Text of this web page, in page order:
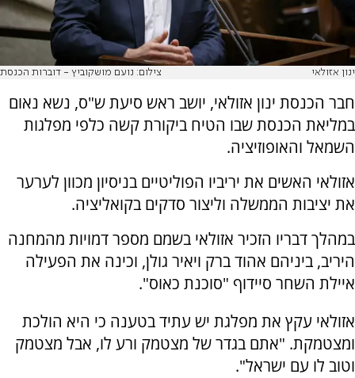
ינון אזולאי צילום: נועם מושקוביץ - דוברות הכנסת
חבר הכנסת ינון אזולאי, יושב ראש סיעת ש"ס, נשא נאום
במליאת הכנסת שבו הטיח ביקורת קשה כלפי מפלגות
השמאל והאופוזיציה.
אזולאי האשים את יריביו הפוליטיים בניסיון מכוון לערער
את יציבות הממשלה וליצור סדקים בקואליציה.
במהלך דבריו הזכיר אזולאי בשמם מספר דמויות מהמחנה
היריב, ביניהם אהוד ברק ויאיר גולן, וכינה את הפעילה
איילת השחר סיידוף "סוכנת כאוס".
אזולאי עקץ את מפלגת יש עתיד בטענה כי היא הולכת
ומצטמקת. "אתם בגדר של מצטמק ורע לו, אבל מצטמק
וטוב לו עם ישראל".